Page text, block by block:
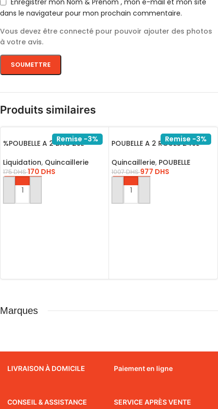
Enregistrer mon Nom & Prénom , mon e-mail et mon site
dans le navigateur pour mon prochain commentaire.
Vous devez être connecté pour pouvoir ajouter des photos
à votre avis.
Produits similaires
Remise -3%
%POUBELLE A 2 BAC 20L
Liquidation, Quincaillerie
175DHS170 DHS
AJOUTER AU PANIER
Remise -3%
POUBELLE A 2 ROUES 240L
Quincaillerie, POUBELLE
1007DHS 977 DHS
AJOUTER AU PANIER
Marques
LIVRAISON À DOMICILE Paiement en ligne
CONSEIL & ASSISTANCE SERVICE APRÈS VENTE